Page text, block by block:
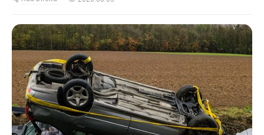
https://www.ruadireita.pt/wp-
content/uploads/2023/04/acidente-
800x600.jpg